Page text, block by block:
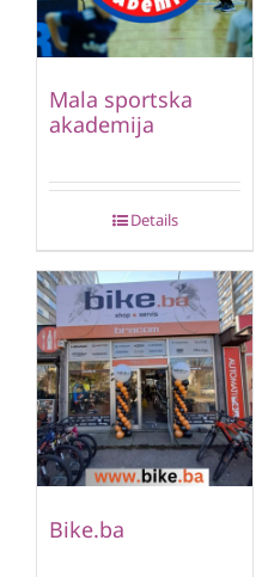
Mala sportska
akademija
Details
Bike.ba